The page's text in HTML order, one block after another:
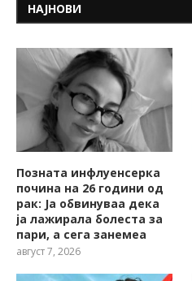
НАЈНОВИ
Позната инфлуенсерка
почина на 26 години од
рак: Ја обвинуваа дека
ја лажирала болеста за
пари, а сега занемеа
август 7, 2026